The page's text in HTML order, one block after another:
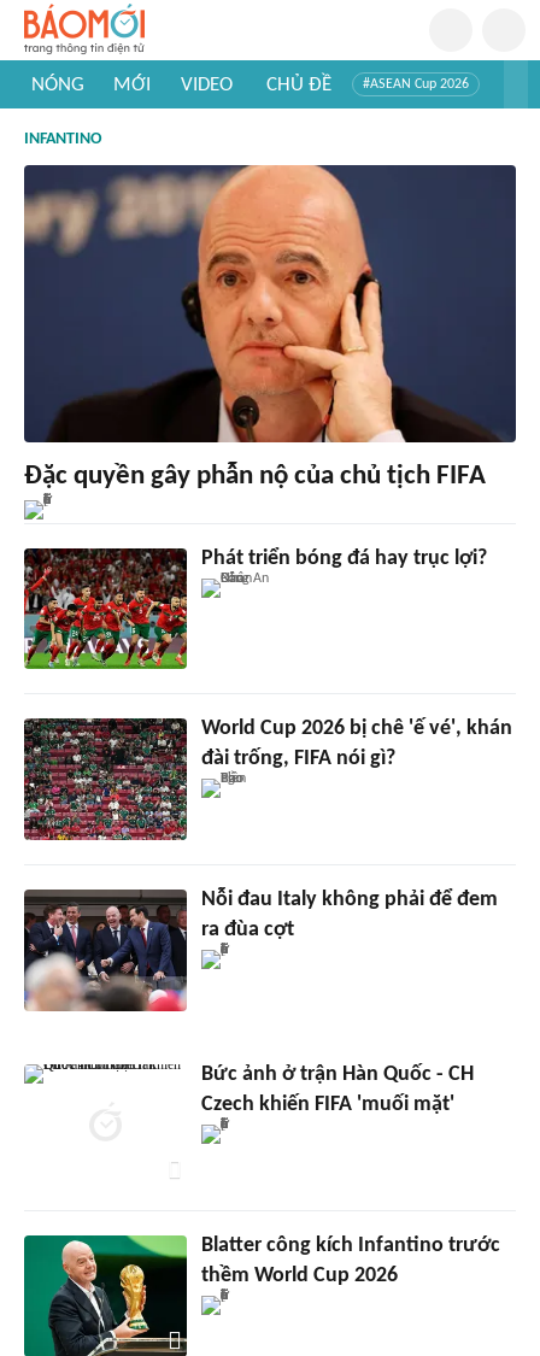
NÓNG MỚI VIDEO CHỦ ĐỀ #ASEAN Cup 2026
#Khám phá thế giới
INFANTINO
Đặc quyền gây phẫn nộ của chủ tịch FIFA
Phát triển bóng đá hay trục lợi?
World Cup 2026 bị chê 'ế vé', khán
đài trống, FIFA nói gì?
Nỗi đau Italy không phải để đem
ra đùa cợt
Bức ảnh ở trận Hàn Quốc - CH
Czech khiến FIFA 'muối mặt'
Blatter công kích Infantino trước
thềm World Cup 2026